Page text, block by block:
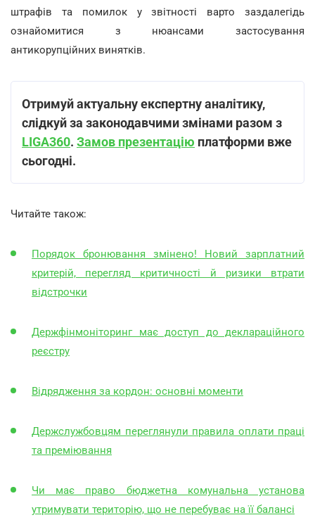
штрафів та помилок у звітності варто заздалегідь
ознайомитися з нюансами застосування
антикорупційних винятків.
Отримуй актуальну експертну аналітику,
слідкуй за законодавчими змінами разом з
LIGA360. Замов презентацію платформи вже
сьогодні.
Читайте також:
Порядок бронювання змінено! Новий зарплатний
критерій, перегляд критичності й ризики втрати
відстрочки
Держфінмоніторинг має доступ до деклараційного
реєстру
Відрядження за кордон: основні моменти
Держслужбовцям переглянули правила оплати праці
та преміювання
Чи має право бюджетна комунальна установа
утримувати територію, що не перебуває на її балансі